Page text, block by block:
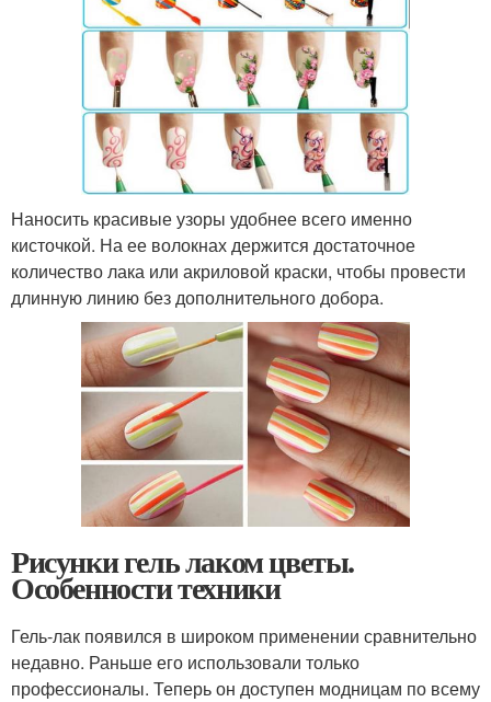
Наносить красивые узоры удобнее всего именно
кисточкой. На ее волокнах держится достаточное
количество лака или акриловой краски, чтобы провести
длинную линию без дополнительного добора.
Рисунки гель лаком цветы.
Особенности техники
Гель-лак появился в широком применении сравнительно
недавно. Раньше его использовали только
профессионалы. Теперь он доступен модницам по всему